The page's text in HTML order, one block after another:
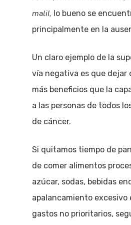
maliI, lo bueno se
principalmente en la
Un claro ejemplo de la
vía negativa es que dejar
más beneficios que la
a las personas de todos
de cáncer.
Si quitamos tiempo de
de comer alimentos
azúcar, sodas, bebidas
apalancamiento excesivo
gastos no prioritarios,